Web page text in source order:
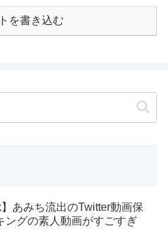
を書き込む
】あみち流出のTwitter動画保
ングの素人動画がすごすぎ